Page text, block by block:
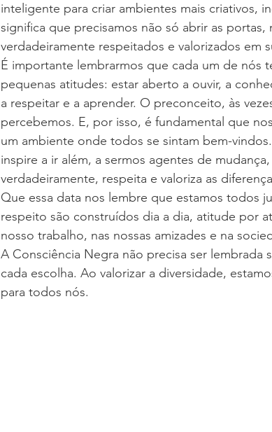
inteligente para criar ambientes mais criativos,
significa que precisamos não só abrir as
verdadeiramente respeitados e valorizados em
É importante lembrarmos que cada um de nós
pequenas atitudes: estar aberto a ouvir, a
a respeitar e a aprender. O preconceito, às
percebemos. E, por isso, é fundamental que
um ambiente onde todos se sintam bem-
inspire a ir além, a sermos agentes de
verdadeiramente, respeita e valoriza as
Que essa data nos lembre que estamos todos
respeito são construídos dia a dia, atitude por
nosso trabalho, nas nossas amizades e na
A Consciência Negra não precisa ser lembrada
cada escolha. Ao valorizar a diversidade,
para todos nós.